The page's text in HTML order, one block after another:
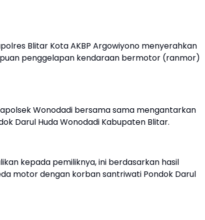
Blitar Kota AKBP Argowiyono menyerahkan
penggelapan kendaraan bermotor (ranmor)
Wonodadi bersama sama mengantarkan
Darul Huda Wonodadi Kabupaten Blitar.
kepada pemiliknya, ini berdasarkan hasil
motor dengan korban santriwati Pondok Darul